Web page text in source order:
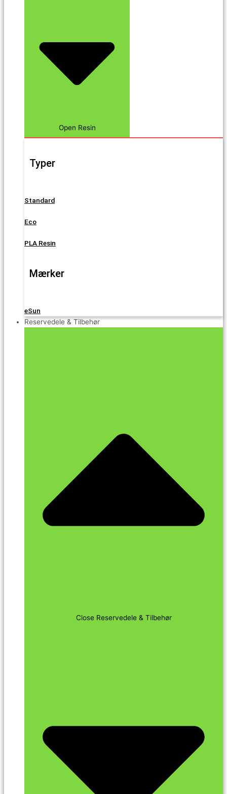
Open Resin
Typer
Standard
Eco
PLA Resin
Mærker
eSun
Reservedele & Tilbehør
Close Reservedele & Tilbehør